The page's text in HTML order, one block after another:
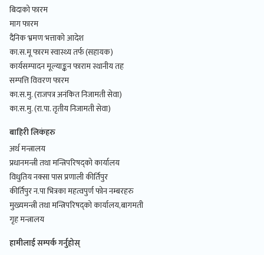
बिदाको फारम
माग फारम
दैनिक भ्रमण भत्ताको आदेश
का.स.मू फारम स्वास्थ्य तर्फ (सहायक)
कार्यसम्पादन मूल्याङ्कन फाराम स्थानीय तह
सम्पत्ति विवरण फारम
का.स.मु. (राजपत्र अनंकित निजामती सेवा)
का.स.मु. (रा.पा. तृतीय निजामती सेवा)
बाहिरी लिकंहरु
अर्थ मन्त्रालय
प्रधानमन्त्री तथा मन्त्रिपरिषद्को कार्यालय
विधुतिय नक्सा पास प्रणाली कीर्तिपुर
कीर्तिपुर न.पा भित्रका महत्वपुर्ण फोन नम्बरहरु
मुख्यमन्त्री तथा मन्त्रिपरिषद्को कार्यालय,बागमती
गृह मन्त्रालय
हामीलाई सम्पर्क गर्नुहोस्